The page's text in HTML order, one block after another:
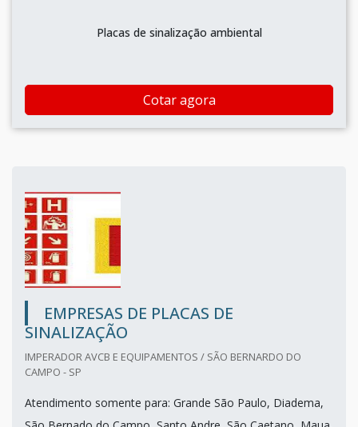
Placas de sinalização ambiental
Cotar agora
EMPRESAS DE PLACAS DE
SINALIZAÇÃO
IMPERADOR AVCB E EQUIPAMENTOS / SÃO BERNARDO DO
CAMPO - SP
Atendimento somente para: Grande São Paulo, Diadema,